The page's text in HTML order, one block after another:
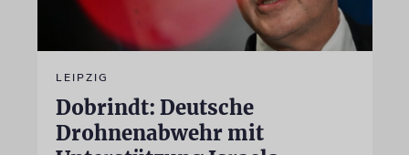
LEIPZIG
Dobrindt: Deutsche
Drohnenabwehr mit